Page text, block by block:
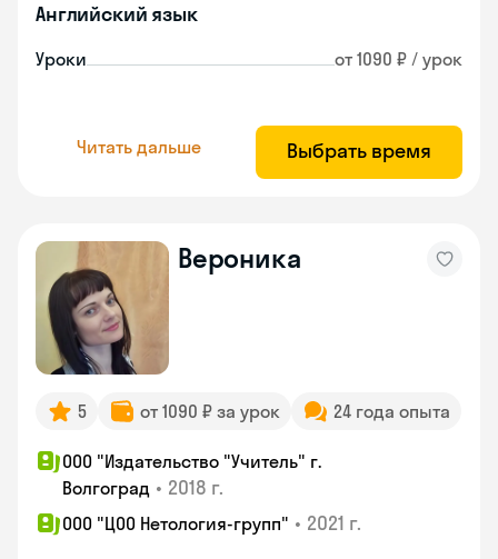
Английский язык
Уроки от 1090 ₽ / урок
Читать дальше Выбрать время
Вероника
5 от 1090 ₽ за урок 24 года опыта
ООО "Издательство "Учитель" г.
Волгоград • 2018 г.
ООО "ЦОО Нетология-групп" • 2021 г.